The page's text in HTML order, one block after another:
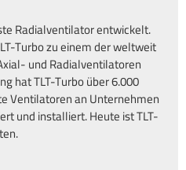
Radialventilator entwickelt.
Turbo zu einem der weltweit
und Radialventilatoren
hat TLT-Turbo über 6.000
Ventilatoren an Unternehmen
und installiert. Heute ist TLT-